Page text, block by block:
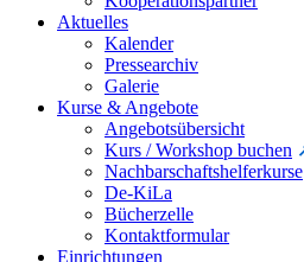
Aktuelles
Kalender
Pressearchiv
Galerie
Kurse & Angebote
Angebotsübersicht
Kurs / Workshop buchen
Nachbarschaftshelferkurse
De-KiLa
Bücherzelle
Kontaktformular
Einrichtungen